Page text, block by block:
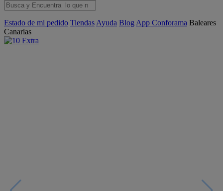
Estado de mi pedido Tiendas Ayuda Blog App Conforama Baleares
Canarias